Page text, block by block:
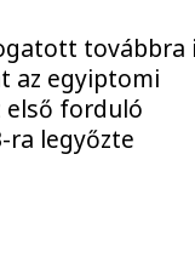
továbbra
az egyiptomi
első forduló
ra legyőzte